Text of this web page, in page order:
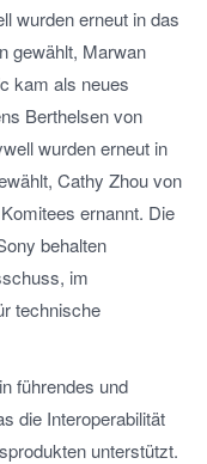
wurden erneut in das
gewählt, Marwan
kam als neues
Berthelsen von
wurden erneut in
Cathy Zhou von
ernannt. Die
behalten
im
technische
führendes und
die Interoperabilität
unterstützt.